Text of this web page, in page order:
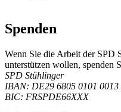
Spenden
Wenn Sie die Arbeit der SPD
unter­stüt­zen wol­len, spen­den
SPD Stühlinger
IBAN: DE29 6805 0101 0013
BIC: FRSPDE66XXX